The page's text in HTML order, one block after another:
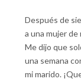
Después de
a una mujer
Me dijo que
una semana
mi marido.